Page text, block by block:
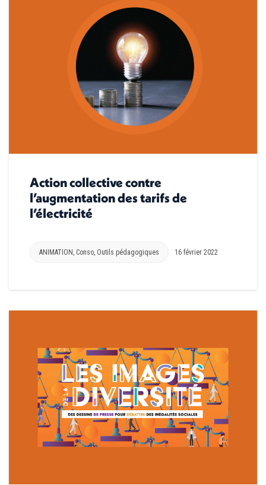
Action collective contre
l’augmentation des tarifs de
l’électricité
ANIMATION, Conso, Outils pédagogiques 16 février 2022